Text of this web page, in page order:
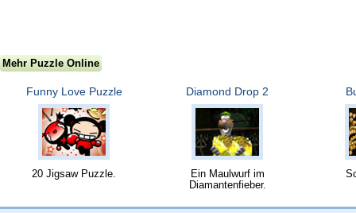
Mehr Puzzle Online
Funny Love Puzzle
20 Jigsaw Puzzle.
Diamond Drop 2
Ein Maulwurf im
Diamantenfieber.